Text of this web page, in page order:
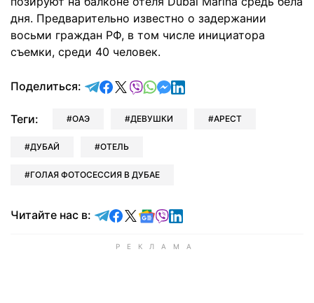
дня. Предварительно известно о задержании
восьми граждан РФ, в том числе инициатора
съемки, среди 40 человек.
Поделиться: отправить в Telegram
поделиться в Facebook
поделиться в X
отправить в Viber
отправить в Whatsapp
отправить в Messenger
отправить в LinkedIn
Теги: ОАЭ ДЕВУШКИ АРЕСТ
ДУБАЙ ОТЕЛЬ
ГОЛАЯ ФОТОСЕССИЯ В ДУБАЕ
Читайте нас в: Читайте в Telegram
Читайте в Facebook
Читайте в X
Читайте в Google news
Читайте в Viber
Читайте в LinkedIn